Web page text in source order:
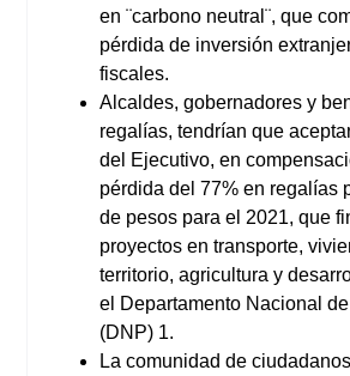
en ¨carbono neutral¨, que
pérdida de inversión
fiscales.
Alcaldes, gobernadores y
regalías, tendrían que
del Ejecutivo, en
pérdida del 77% en regalías
de pesos para el 2021, que
proyectos en transporte,
territorio, agricultura y
el Departamento Nacional
(DNP) 1.
La comunidad de